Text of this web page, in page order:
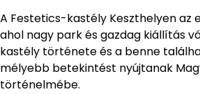
A Festetics-kastély Keszthelyen az
ahol nagy park és gazdag kiállítás
kastély története és a benne
mélyebb betekintést nyújtanak
történelmébe.